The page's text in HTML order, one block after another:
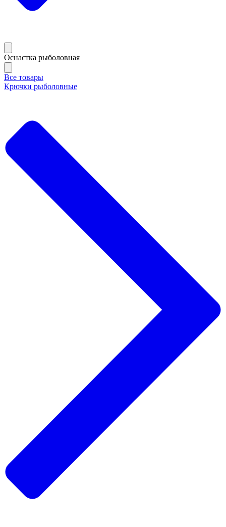
Оснастка рыболовная
Все товары
Крючки рыболовные